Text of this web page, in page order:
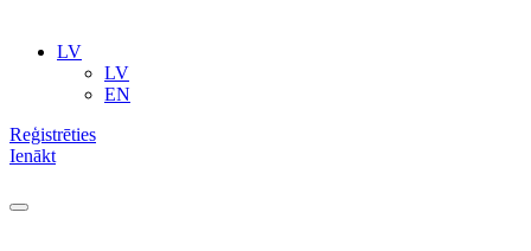
LV
LV
EN
Reģistrēties
Ienākt